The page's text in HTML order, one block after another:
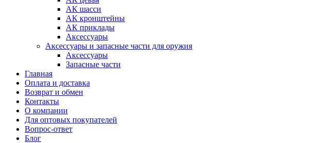
АК шасси
АК кронштейны
АК приклады
Аксессуары
Аксессуары и запасные части для оружия
Аксессуары
Запасные части
Главная
Оплата и доставка
Возврат и обмен
Контакты
О компании
Для оптовых покупателей
Вопрос-ответ
Блог